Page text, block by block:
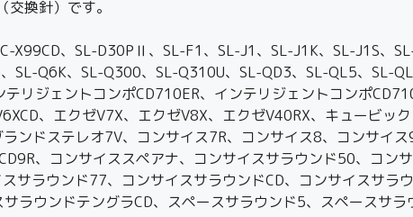
換針）です。
X99CD、SL-D30PⅡ、SL-F1、SL-J1、SL-J1K、SL-J1S、
SL-Q6K、SL-Q300、SL-Q310U、SL-QD3、SL-QL5、SL-
リジェントコンポCD710ER、インテリジェントコンポ
、エクゼV7X、エクゼV8X、エクゼV40RX、キュービッ
ンドステレオ7V、コンサイス7R、コンサイス8、コンサイ
、コンサイススペアナ、コンサイスサラウンド50、コン
サラウンド77、コンサイスサラウンドCD、コンサイスサラ
ラウンドテングラCD、スペースサラウンド5、スペースサ